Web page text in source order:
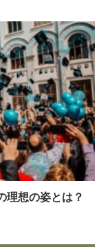
理想の姿とは？